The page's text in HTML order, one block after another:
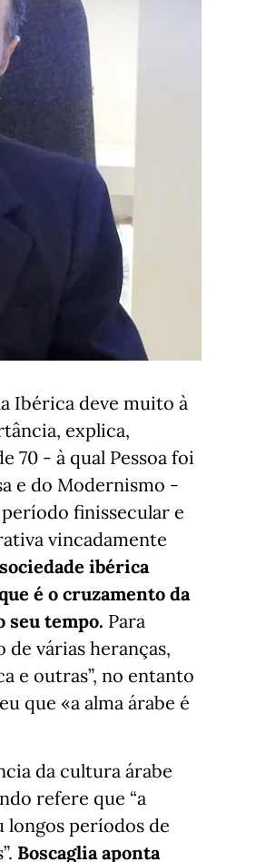
Ibérica deve muito à
explica,
70 - à qual Pessoa foi
e do Modernismo -
finissecular e
vincadamente
ibérica
é o cruzamento da
seu tempo. Para
várias heranças,
e outras”, no entanto
que «a alma árabe é
da cultura árabe
refere que “a
períodos de
Boscaglia aponta